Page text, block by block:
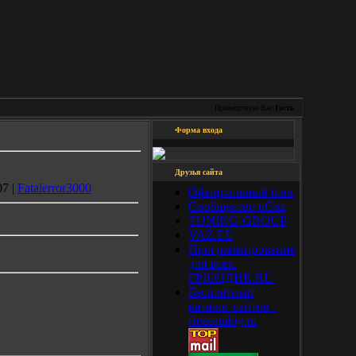
Приветствую Вас Гость
| Fatalerror3000
Форма входа
Друзья сайта
Официальный блог
Сообщество uCoz
TUNING-GROUP
VAZ.EE
Программирование
для всех.
ГРЮНДИК.RU
Бесплатный
каталог сайтов -
freecatalog.ru